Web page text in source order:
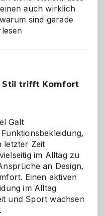
auch wirklich
sind gerade
Stil trifft Komfort
Galt
letzter Zeit
im Alltag zu
an Design,
Einen aktiven
im Alltag
und Sport wachsen